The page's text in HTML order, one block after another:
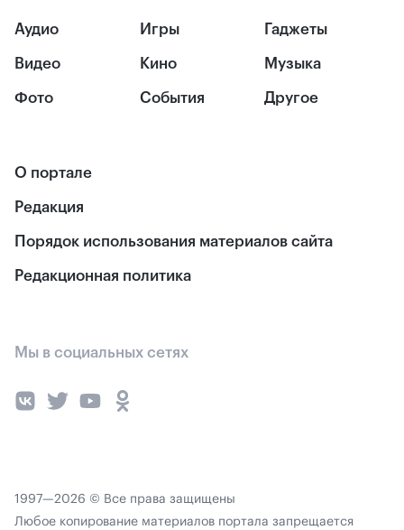
Аудио
Видео
Фото
Игры
Кино
События
Гаджеты
Музыка
Другое
О портале
Редакция
Порядок использования материалов сайта
Редакционная политика
Мы в социальных сетях
1997—2026 © Все права защищены
Любое копирование материалов портала запрещается